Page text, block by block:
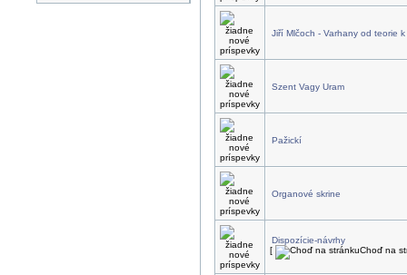
Jiří Mlčoch - Varhany od teorie k
Szent Vagy Uram
Pažickí
Organové skrine
Dispozície-návrhy
[
Choď na